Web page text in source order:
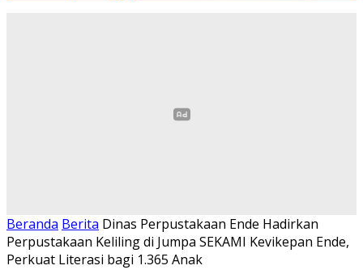
Beranda Berita Dinas Perpustakaan Ende Hadirkan
Perpustakaan Keliling di Jumpa SEKAMI Kevikepan Ende,
Perkuat Literasi bagi 1.365 Anak